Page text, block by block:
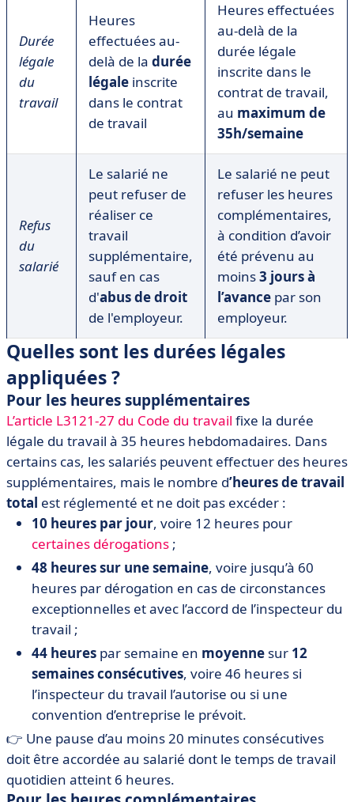
Durée
légale
du
travail
Heures
effectuées au-
delà de la durée
légale inscrite
dans le contrat
de travail
Heures effectuées
au-delà de la
durée légale
inscrite dans le
contrat de travail,
au maximum de
35h/semaine
Refus
du
salarié
Le salarié ne
peut refuser de
réaliser ce
travail
supplémentaire,
sauf en cas
d'abus de droit
de l'employeur.
Le salarié ne peut
refuser les heures
complémentaires,
à condition d’avoir
été prévenu au
moins3 jours à
l’avance par son
employeur.
Quelles sont les durées légales
appliquées ?
Pour les heures supplémentaires
L’article L3121-27 du Code du travail fixe la durée
légale du travail à 35 heures hebdomadaires. Dans
certains cas, les salariés peuvent effectuer des heures
supplémentaires, mais le nombre d’heures de travail
total est réglementé et ne doit pas excéder :
10 heures par jour, voire 12 heures pour
certaines dérogations ;
48 heures sur une semaine, voire jusqu’à 60
heures par dérogation en cas de circonstances
exceptionnelles et avec l’accord de l’inspecteur du
travail ;
44 heures par semaine en moyenne sur 12
semaines consécutives, voire 46 heures si
l’inspecteur du travail l’autorise ou si une
convention d’entreprise le prévoit.
👉 Une pause d’au moins 20 minutes consécutives
doit être accordée au salarié dont le temps de travail
quotidien atteint 6 heures.